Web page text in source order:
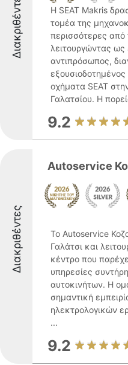
Διακριθέντες
Η SEAT Makris
τομέα της
περισσότερες από
λειτουργώντας ως
αντιπρόσωπος,
οχήματα SEAT
Γαλατσίου. Η
9.2
Διακριθέντες
Autoservice
Το Autoservice
Γαλάτσι και
κέντρο που
υπηρεσίες
αυτοκινήτων. Η
σημαντική
ηλεκτρολογικών
...
9.2